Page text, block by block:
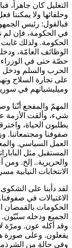
التعليل كان جاهزاً،
وحلفائها ولا يمكننا
فبالقول: رئيس
في الحكومة، فإن لم
الحكومة. ولذلك
الوظائف العامّة،
حصّة حتى في الوزراء
الحرب والسلم ودخل
على تجارة السلاح
وميليشياتهم في
شيء، وألقت الأزمة
يطلبون الحياة،
صفوفنا ومجتمعاتنا.
العمل السياسي.
المستقبل مثل
والحريرية.. إلخ. ومن
الانتخابات النيابية
لقد دأبنا على
الاغتيالات في
الحكومات بالقمصان
الجميع ودخله
وقد أكله عون. ومرّة
يفعلون. وعلى صورة
وفي حالةٍ من الشرذمة